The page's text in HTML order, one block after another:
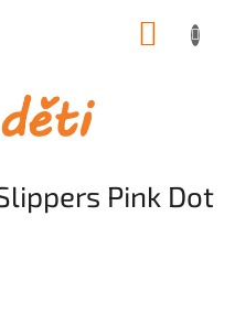
Pink Dot